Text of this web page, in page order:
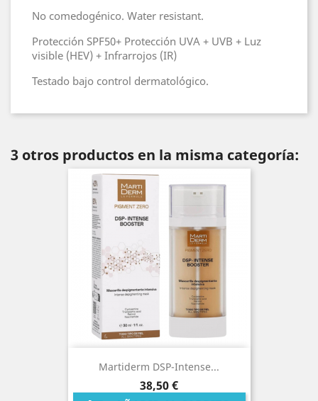
No comedogénico. Water resistant.
Protección SPF50+ Protección UVA + UVB + Luz
visible (HEV) + Infrarrojos (IR)
Testado bajo control dermatológico.
3 otros productos en la misma categoría:
Martiderm DSP-Intense...
Precio
38,50 €